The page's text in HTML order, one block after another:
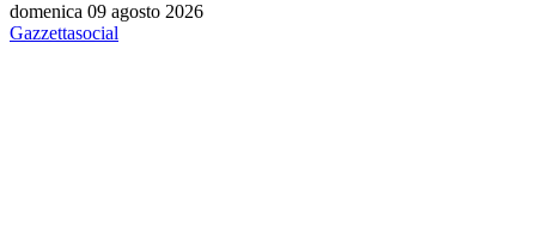
domenica 09 agosto 2026
Gazzettasocial